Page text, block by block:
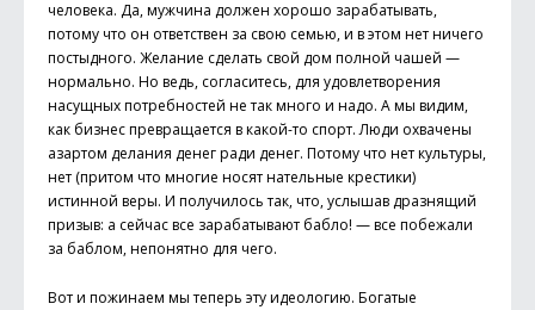
человека. Да, мужчина должен хорошо зарабатывать,
потому что он ответствен за свою семью, и в этом нет ничего
постыдного. Желание сделать свой дом полной чашей —
нормально. Но ведь, согласитесь, для удовлетворения
насущных потребностей не так много и надо. А мы видим,
как бизнес превращается в какой-то спорт. Люди охвачены
азартом делания денег ради денег. Потому что нет культуры,
нет (притом что многие носят нательные крестики)
истинной веры. И получилось так, что, услышав дразнящий
призыв: а сейчас все зарабатывают бабло! — все побежали
за баблом, непонятно для чего.
Вот и пожинаем мы теперь эту идеологию. Богатые